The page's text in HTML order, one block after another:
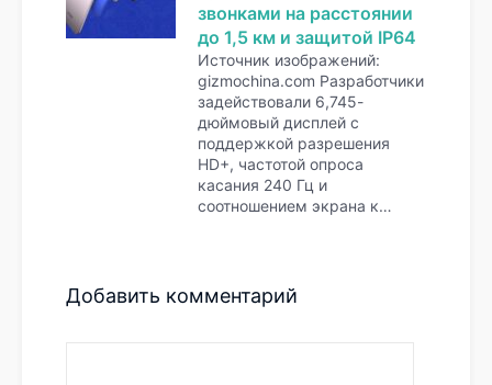
звонками на расстоянии
до 1,5 км и защитой IP64
Источник изображений:
gizmochina.com Разработчики
задействовали 6,745-
дюймовый дисплей с
поддержкой разрешения
HD+, частотой опроса
касания 240 Гц и
соотношением экрана к…
Добавить комментарий